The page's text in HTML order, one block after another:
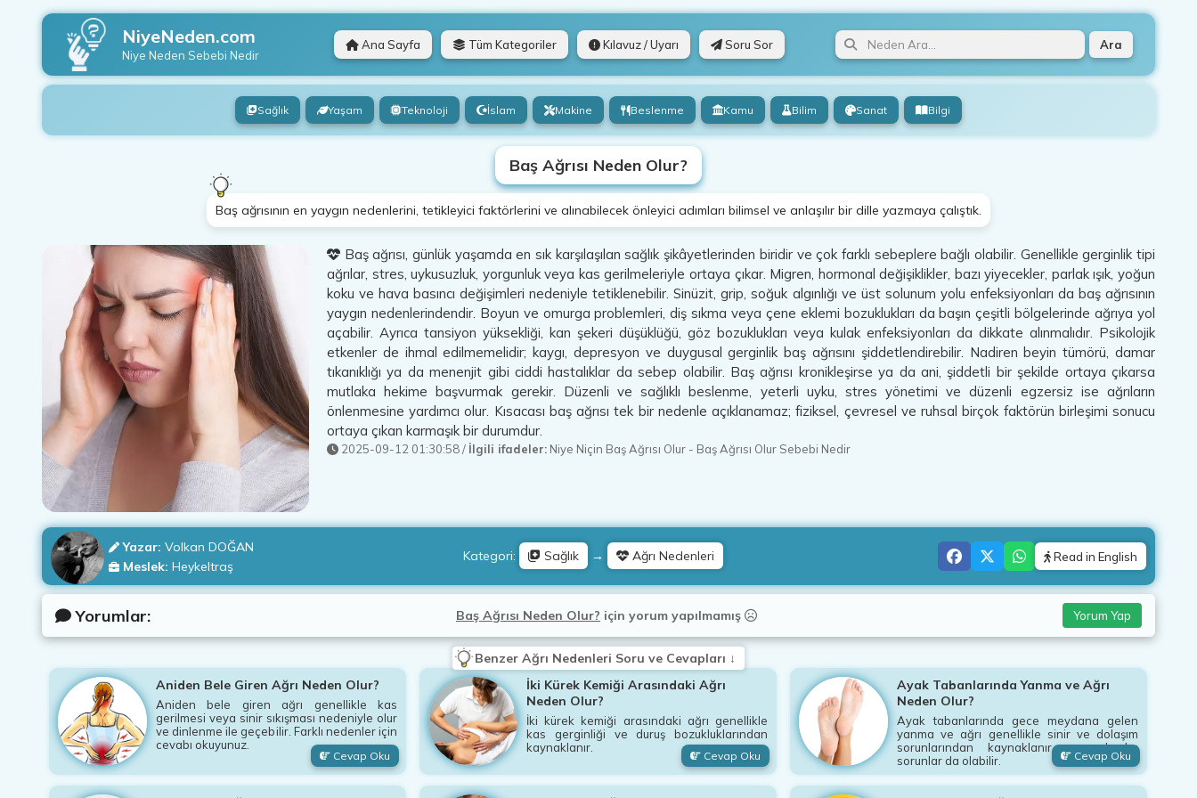
NiyeNeden.com
Niye Neden Sebebi Nedir
Ana Sayfa Tüm Kategoriler Kılavuz / Uyarı Soru Sor Ara
Sağlık Yaşam Teknoloji İslam Makine Beslenme Kamu Bilim Sanat Bilgi
Baş Ağrısı Neden Olur?
Baş ağrısının en yaygın nedenlerini, tetikleyici faktörlerini ve alınabilecek önleyici adımları bilimsel ve anlaşılır bir dille yazmaya çalıştık.
Baş ağrısı, günlük yaşamda en sık karşılaşılan sağlık şikâyetlerinden biridir ve çok farklı sebeplere bağlı olabilir. Genellikle gerginlik tipi
ağrılar, stres, uykusuzluk, yorgunluk veya kas gerilmeleriyle ortaya çıkar. Migren, hormonal değişiklikler, bazı yiyecekler, parlak ışık, yoğun
koku ve hava basıncı değişimleri nedeniyle tetiklenebilir. Sinüzit, grip, soğuk algınlığı ve üst solunum yolu enfeksiyonları da baş ağrısının
yaygın nedenlerindendir. Boyun ve omurga problemleri, diş sıkma veya çene eklemi bozuklukları da başın çeşitli bölgelerinde ağrıya yol
açabilir. Ayrıca tansiyon yüksekliği, kan şekeri düşüklüğü, göz bozuklukları veya kulak enfeksiyonları da dikkate alınmalıdır. Psikolojik
etkenler de ihmal edilmemelidir; kaygı, depresyon ve duygusal gerginlik baş ağrısını şiddetlendirebilir. Nadiren beyin tümörü, damar
tıkanıklığı ya da menenjit gibi ciddi hastalıklar da sebep olabilir. Baş ağrısı kronikleşirse ya da ani, şiddetli bir şekilde ortaya çıkarsa
mutlaka hekime başvurmak gerekir. Düzenli ve sağlıklı beslenme, yeterli uyku, stres yönetimi ve düzenli egzersiz ise ağrıların
önlenmesine yardımcı olur. Kısacası baş ağrısı tek bir nedenle açıklanamaz; fiziksel, çevresel ve ruhsal birçok faktörün birleşimi sonucu
ortaya çıkan karmaşık bir durumdur.
2025-09-12 01:30:58/ İlgili ifadeler: Niye Niçin Baş Ağrısı Olur - Baş Ağrısı Olur Sebebi Nedir
Yazar: Volkan DOĞAN
Meslek: Heykeltraş
Kategori: Sağlık → Ağrı Nedenleri Read in English
Yorumlar: Baş Ağrısı Neden Olur? için yorum yapılmamış Yorum Yap
Benzer Ağrı Nedenleri Soru ve Cevapları ↓
Aniden Bele Giren Ağrı Neden Olur?
Aniden bele giren ağrı genellikle kas
gerilmesi veya sinir sıkışması nedeniyle olur
ve dinlenme ile geçebilir. Farklı nedenler için
cevabı okuyunuz.
Cevap Oku
İki Kürek Kemiği Arasındaki Ağrı
Neden Olur?
İki kürek kemiği arasındaki ağrı genellikle
kas gerginliği ve duruş bozukluklarından
kaynaklanır.
Cevap Oku
Ayak Tabanlarında Yanma ve Ağrı
Neden Olur?
Ayak tabanlarında gece meydana gelen
yanma ve ağrı genellikle sinir ve dolaşım
sorunlarından kaynaklanır ama başka
sorunlar da olabilir.
Cevap Oku